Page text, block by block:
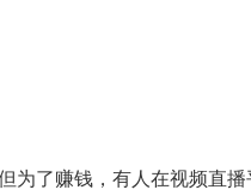
为了赚钱，有人在视频直